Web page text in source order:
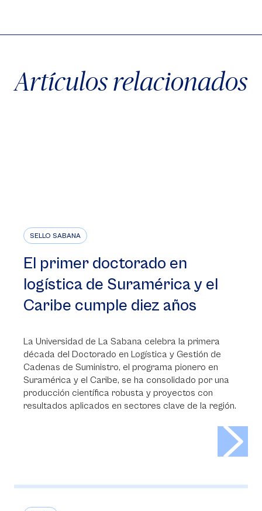
Artículos relacionados
SELLO SABANA
El primer doctorado en
logística de Suramérica y el
Caribe cumple diez años
La Universidad de La Sabana celebra la primera
década del Doctorado en Logística y Gestión de
Cadenas de Suministro, el programa pionero en
Suramérica y el Caribe, se ha consolidado por una
producción científica robusta y proyectos con
resultados aplicados en sectores clave de la región.